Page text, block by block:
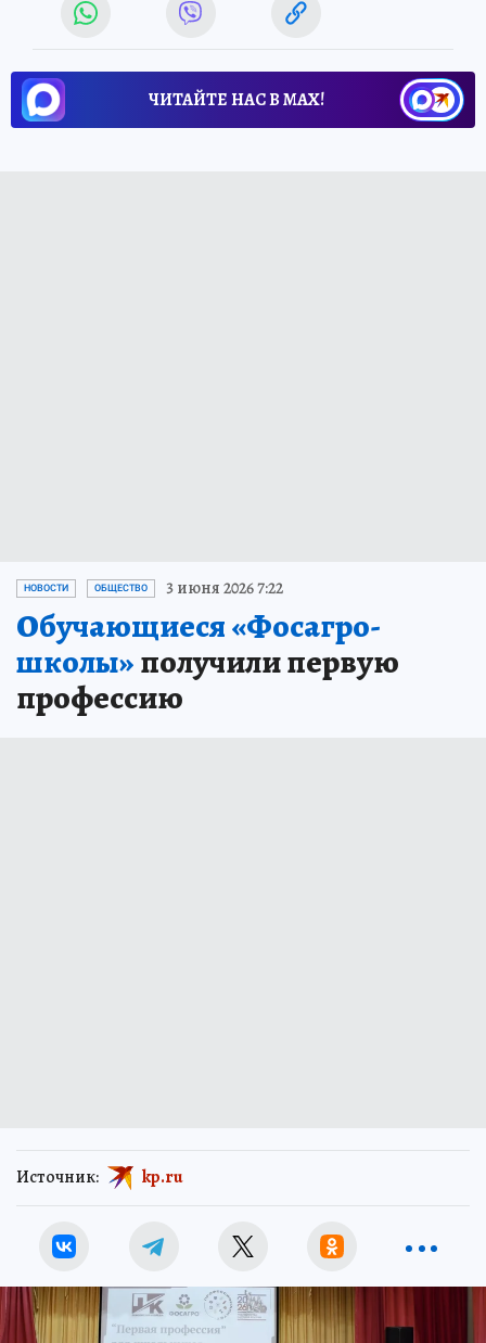
ЧИТАЙТЕ НАС В МАХ!
НОВОСТИ ОБЩЕСТВО 3 июня 2026 7:22
Обучающиеся «Фосагро-
школы»получили первую
профессию
Источник: kp.ru